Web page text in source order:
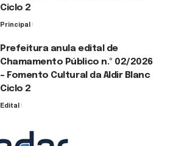
Ciclo 2
Principal
Prefeitura anula edital de
Chamamento Público n.º 02/2026
– Fomento Cultural da Aldir Blanc
Ciclo 2
Edital